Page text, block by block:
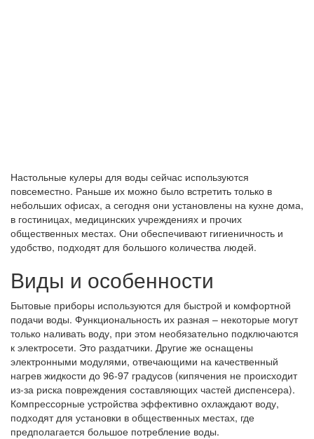
Настольные кулеры для воды сейчас используются
повсеместно. Раньше их можно было встретить только в
небольших офисах, а сегодня они установлены на кухне дома,
в гостиницах, медицинских учреждениях и прочих
общественных местах. Они обеспечивают гигиеничность и
удобство, подходят для большого количества людей.
Виды и особенности
Бытовые приборы используются для быстрой и комфортной
подачи воды. Функциональность их разная – некоторые могут
только наливать воду, при этом необязательно подключаются
к электросети. Это раздатчики. Другие же оснащены
электронными модулями, отвечающими на качественный
нагрев жидкости до 96-97 градусов (кипячения не происходит
из-за риска повреждения составляющих частей диспенсера).
Компрессорные устройства эффективно охлаждают воду,
подходят для установки в общественных местах, где
предполагается большое потребление воды.